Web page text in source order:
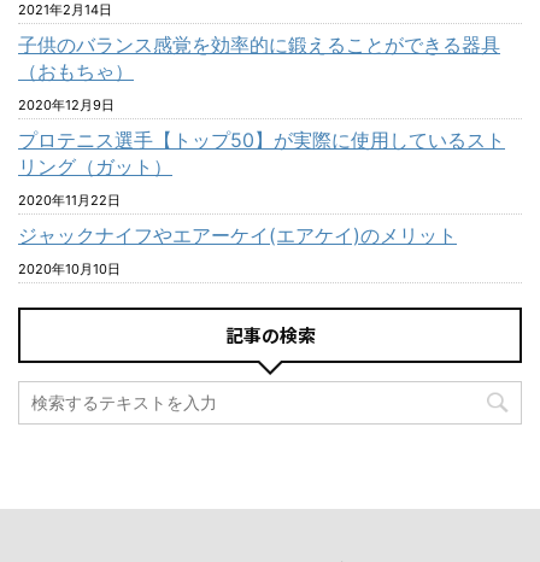
2021年2月14日
子供のバランス感覚を効率的に鍛えることができる器具
（おもちゃ）
2020年12月9日
プロテニス選手【トップ50】が実際に使用しているスト
リング（ガット）
2020年11月22日
ジャックナイフやエアーケイ(エアケイ)のメリット
2020年10月10日
記事の検索